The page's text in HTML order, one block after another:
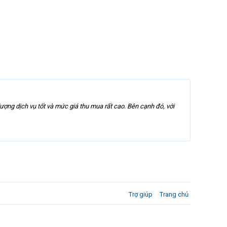
dịch vụ tốt và mức giá thu mua rất cao. Bên cạnh đó, với
Trợ giúp Trang chủ